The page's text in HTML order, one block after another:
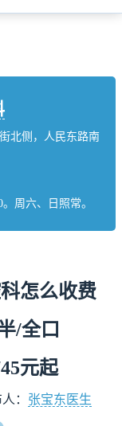
北侧，人民东路南
。周六、日照常。
怎么收费
/全口
元起
： 张宝东医生